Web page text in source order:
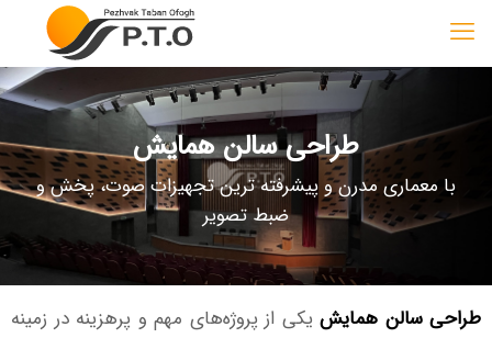
طراحی سالن همایش
با معماری مدرن و پیشرفته ترین تجهیزات صوت، پخش و
ضبط تصویر
طراحی سالن همایش یکی از پروژه‌های مهم و پرهزینه در زمینه